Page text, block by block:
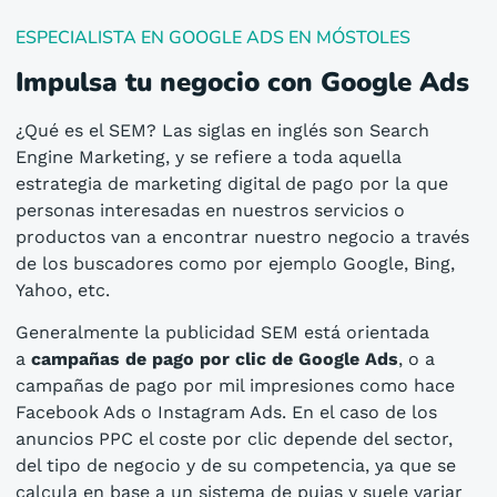
ESPECIALISTA EN GOOGLE ADS EN MÓSTOLES
Impulsa tu negocio con Google Ads
¿Qué es el SEM? Las siglas en inglés son Search
Engine Marketing, y se refiere a toda aquella
estrategia de marketing digital de pago por la que
personas interesadas en nuestros servicios o
productos van a encontrar nuestro negocio a través
de los buscadores como por ejemplo Google, Bing,
Yahoo, etc.
Generalmente la publicidad SEM está orientada
acampañas de pago por clic de Google Ads, o a
campañas de pago por mil impresiones como hace
Facebook Ads o Instagram Ads. En el caso de los
anuncios PPC el coste por clic depende del sector,
del tipo de negocio y de su competencia, ya que se
calcula en base a un sistema de pujas y suele variar